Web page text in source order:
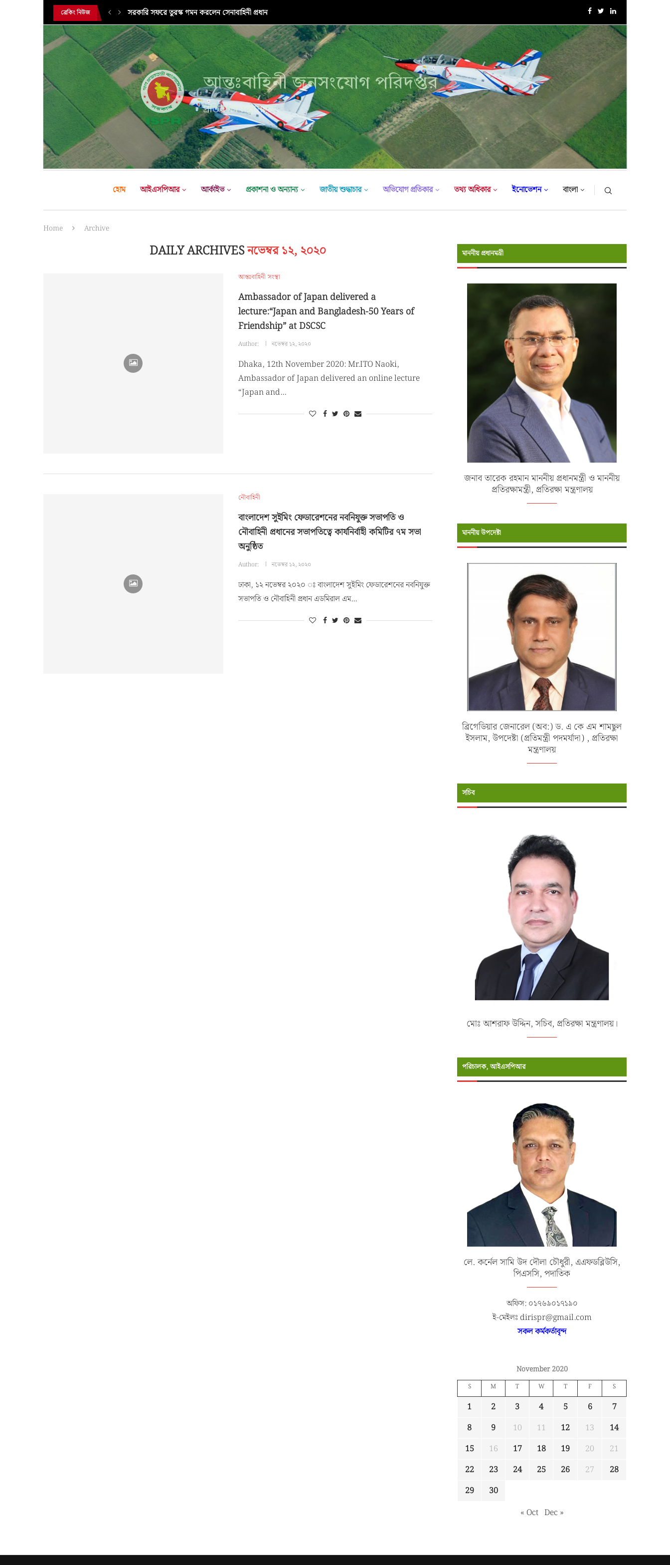
ব্রেকিং নিউজ সরকারি সফরে তুরস্ক গমন করলেন সেনাবাহিনী প্রধান এক্সারসাইজ টাইগার লাইটনিং-২০২৬ এর উদ্বোধনী অনুষ্ঠান
আন্তঃবাহিনী জনসংযোগ পরিদপ্তর
প্রতিরক্ষা মন্ত্রণালয়
হোম আইএসপিআর আর্কাইভ প্রকাশনা ও অন্যান্য জাতীয় শুদ্ধাচার অভিযোগ প্রতিকার তথ্য অধিকার ইনোভেশন বাংলা
Home Archive
DAILY ARCHIVESনভেম্বর ১২, ২০২০
আন্তঃবাহিনী সংস্থা
Ambassador of Japan delivered a
lecture:“Japan and Bangladesh-50 Years of
Friendship” at DSCSC
Author: নভেম্বর ১২, ২০২০
Dhaka, 12th November 2020: Mr.ITO Naoki,
Ambassador of Japan delivered an online lecture
“Japan and…
নৌবাহিনী
বাংলাদেশ সুইমিং ফেডারেশনের নবনিযুক্ত সভাপতি ও
নৌবাহিনী প্রধানের সভাপতিত্বে কার্যনির্বাহী কমিটির ৭ম সভা
অনুষ্ঠিত
Author: নভেম্বর ১২, ২০২০
ঢাকা, ১২ নভেম্বর ২০২০ ঃ বাংলাদেশ সুইমিং ফেডারেশনের নবনিযুক্ত
সভাপতি ও নৌবাহিনী প্রধান এডমিরাল এম…
মাননীয় প্রধানমন্রী
জনাব তারেক রহমান মাননীয় প্রধানমন্ত্রী ও মাননীয়
প্রতিরক্ষামন্ত্রী, প্রতিরক্ষা মন্ত্রণালয়
মাননীয় উপদেষ্টা
ব্রিগেডিয়ার জেনারেল (অব:) ড. এ কে এম শামছুল
ইসলাম, উপদেষ্টা (প্রতিমন্ত্রী পদমর্যাদা) , প্রতিরক্ষা
মন্ত্রণালয়
সচিব
মোঃ আশরাফ উদ্দিন, সচিব, প্রতিরক্ষা মন্ত্রণালয়।
পরিচালক, আইএসপিআর
লে. কর্নেল সামি উদ দৌলা চৌধুরী, এএফডব্লিউসি,
পিএসসি, পদাতিক
অফিস: ০১৭৬৯০১৭১৯০
ই-মেইলঃ dirispr@gmail.com
সকল কর্মকর্তাবৃন্দ
November 2020
S M T W T F S
1 2 3 4 5 6
7
8
9 10 11 12 13
14
15
16 17 18 19 20
21
22
23 24 25 26 27
28
29
30
« Oct Dec »